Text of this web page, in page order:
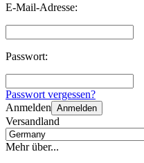
E-Mail-Adresse:
Passwort:
Passwort vergessen?
Anmelden Anmelden
Versandland
Mehr über...